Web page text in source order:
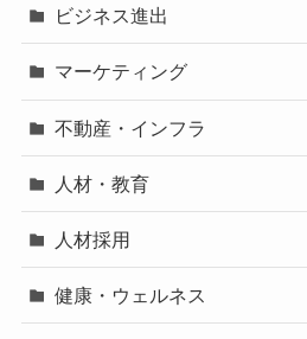
ビジネス進出
マーケティング
不動産・インフラ
人材・教育
人材採用
健康・ウェルネス